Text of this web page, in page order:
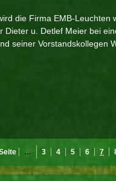
die Firma EMB-Leuchten
Dieter u. Detlef Meier bei
seiner Vorstandskollegen
… 3 4 5 6 7